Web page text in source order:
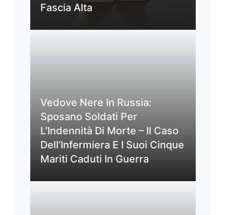
Fascia Alta
Vedove Nere In Russia:
Sposano Soldati Per
L’Indennità Di Morte – Il Caso
Dell’Infermiera E I Suoi Cinque
Mariti Caduti In Guerra